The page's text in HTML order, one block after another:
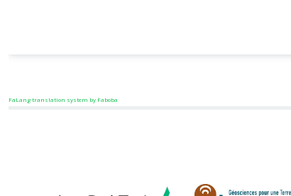
FaLang translation system by Faboba